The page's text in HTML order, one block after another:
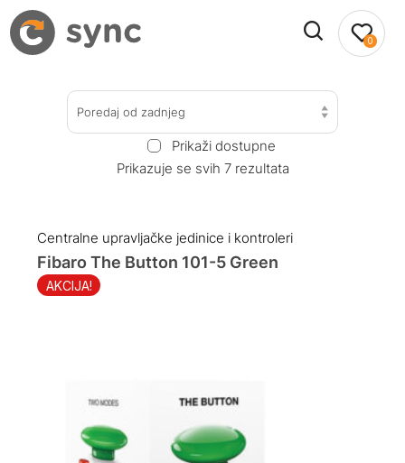
0
Poredaj od zadnjeg
Prikaži dostupne
Prikazuje se svih 7 rezultata
Centralne upravljačke jedinice i kontroleri
AKCIJA!
Fibaro The Button 101-5 Green